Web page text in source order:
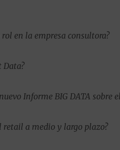
en la empresa consultora?
Data?
Informe BIG DATA sobre
retail a medio y largo plazo?